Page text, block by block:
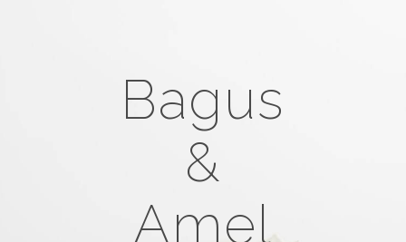
Bagus
&
Amel